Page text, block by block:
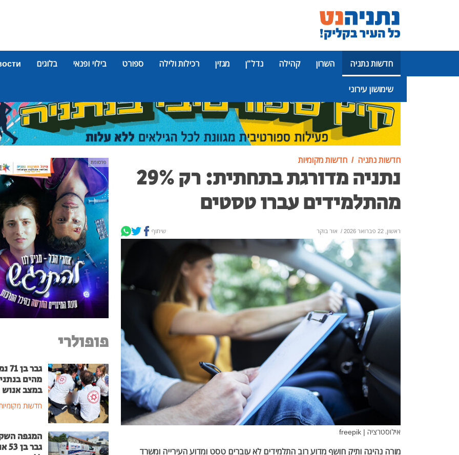
חדשות נתניה השרון קהילה נדל"ן מגזין רכילות ולילה ספורט בילוי ופנאי בלוגים
שימושון עירוני
פרסומת
חדשות נתניה חדשות מקומיות
נתניה מדורגת בתחתית: רק 29%
מהתלמידים עברו טסטים
ראשון, 22 פברואר 2026 / אור בוקר שיתוף
אילוסטרציה | freepik
מורה נהיגה ותיק חושף מדוע רוב התלמידים לא עוברים טסט ומדוע העירייה ומשרד
פרסומת
פופולרי
גבר
מהים
במצב אנוש
חדשות
המגפה
גבר